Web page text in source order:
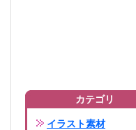
カテゴリ
イラスト素材